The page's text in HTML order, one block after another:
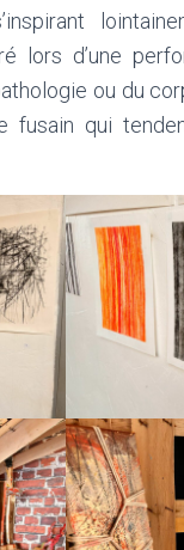
lors d’une
ou du
qui